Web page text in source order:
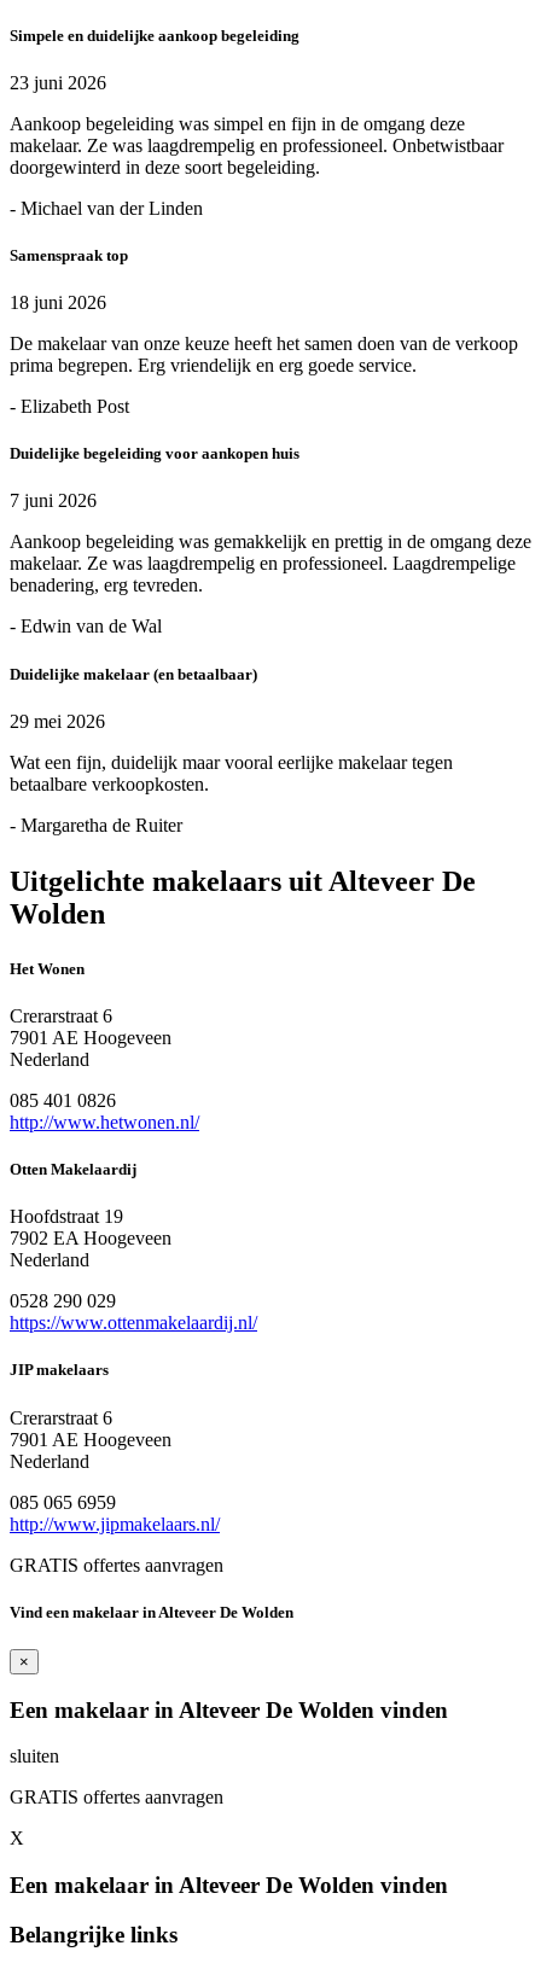
Simpele en duidelijke aankoop begeleiding
23 juni 2026
Aankoop begeleiding was simpel en fijn in de omgang deze
makelaar. Ze was laagdrempelig en professioneel. Onbetwistbaar
doorgewinterd in deze soort begeleiding.
- Michael van der Linden
Samenspraak top
18 juni 2026
De makelaar van onze keuze heeft het samen doen van de verkoop
prima begrepen. Erg vriendelijk en erg goede service.
- Elizabeth Post
Duidelijke begeleiding voor aankopen huis
7 juni 2026
Aankoop begeleiding was gemakkelijk en prettig in de omgang deze
makelaar. Ze was laagdrempelig en professioneel. Laagdrempelige
benadering, erg tevreden.
- Edwin van de Wal
Duidelijke makelaar (en betaalbaar)
29 mei 2026
Wat een fijn, duidelijk maar vooral eerlijke makelaar tegen
betaalbare verkoopkosten.
- Margaretha de Ruiter
Uitgelichte makelaars uit Alteveer De
Wolden
Het Wonen
Crerarstraat 6
7901 AE Hoogeveen
Nederland
085 401 0826
http://www.hetwonen.nl/
Otten Makelaardij
Hoofdstraat 19
7902 EA Hoogeveen
Nederland
0528 290 029
https://www.ottenmakelaardij.nl/
JIP makelaars
Crerarstraat 6
7901 AE Hoogeveen
Nederland
085 065 6959
http://www.jipmakelaars.nl/
GRATIS offertes aanvragen
Vind een makelaar in Alteveer De Wolden
×
Een makelaar in Alteveer De Wolden vinden
sluiten
GRATIS offertes aanvragen
X
Een makelaar in Alteveer De Wolden vinden
Belangrijke links